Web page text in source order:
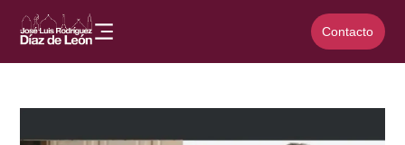
Contacto